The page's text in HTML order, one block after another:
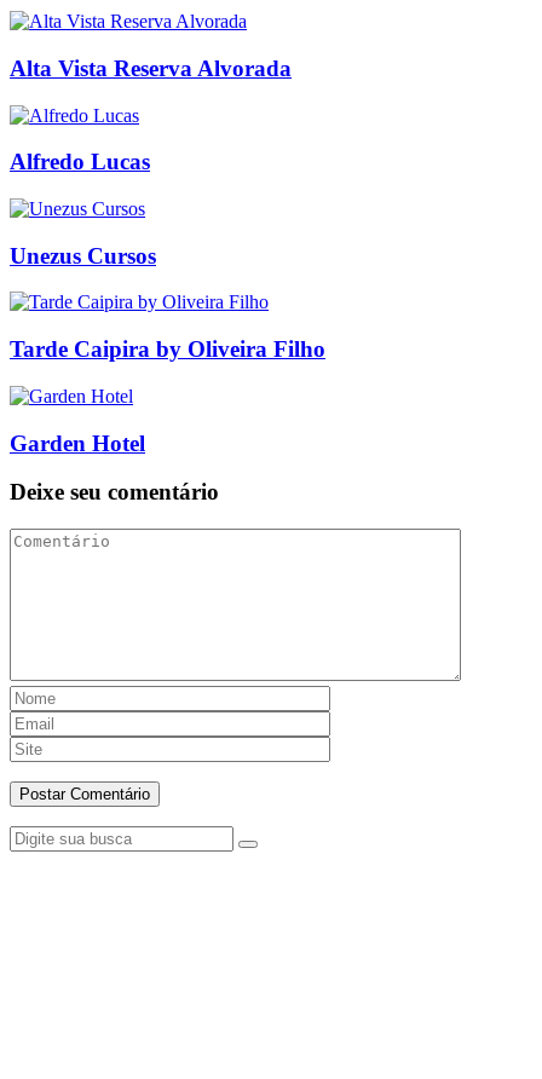
Alta Vista Reserva Alvorada
Alfredo Lucas
Unezus Cursos
Tarde Caipira by Oliveira Filho
Garden Hotel
Deixe seu comentário